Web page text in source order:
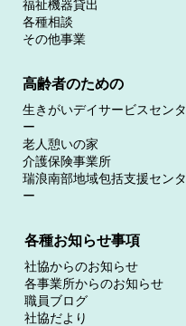
福祉機器貸出
各種相談
その他事業
高齢者のための
生きがいデイサービスセンタ
ー
老人憩いの家
介護保険事業所
瑞浪南部地域包括支援センタ
ー
各種お知らせ事項
社協からのお知らせ
各事業所からのお知らせ
職員ブログ
社協だより